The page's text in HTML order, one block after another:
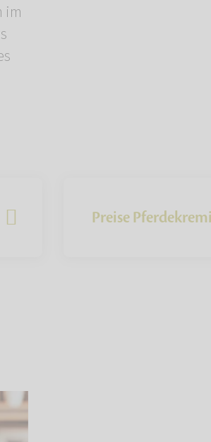
im
Preise